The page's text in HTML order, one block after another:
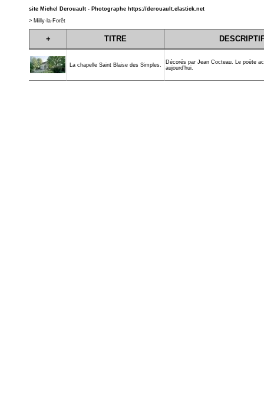
site Michel Derouault - Photographe https://derouault.elastick.net
> Milly-la-Forêt
+ TITRE
La chapelle Saint Blaise des Simples.
Décorés par Jean Cocteau. Le poète
aujourd’hui.